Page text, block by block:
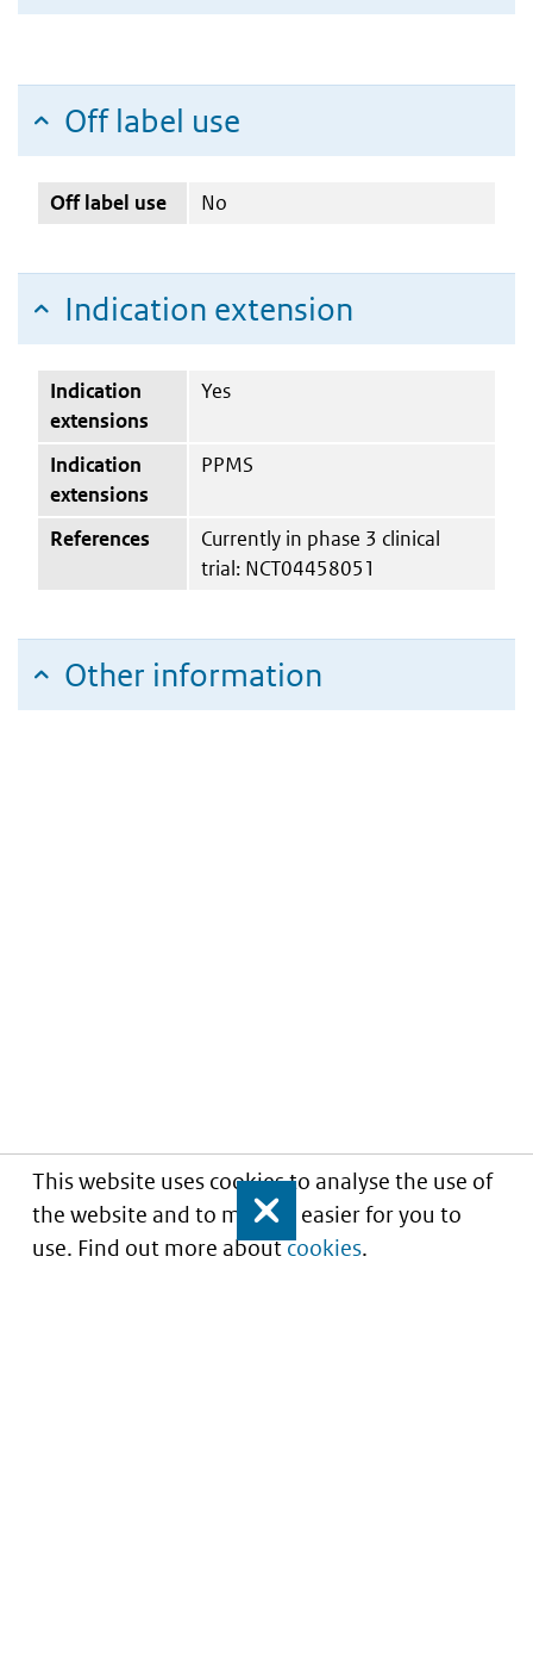
This website uses cookies to analyse the use of
the website and to make it easier for you to
use. Find out more aboutcookies.
Close
Off label use
Off label use No
Indication extension
Indication
extensions
Yes
Indication
extensions
PPMS
References
Currently in phase 3 clinical
trial: NCT04458051
Other information